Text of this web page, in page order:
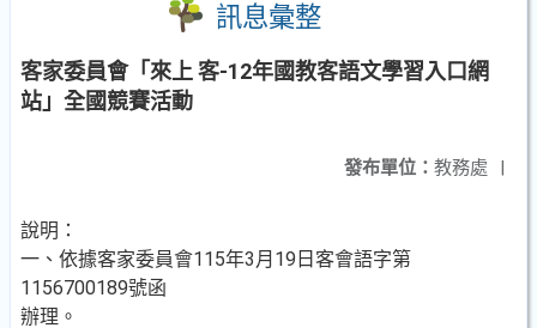
訊息彙整
客家委員會「來上 客-12年國教客語文學習入口網
站」全國競賽活動
發布單位： 教務處 |
說明：
一、依據客家委員會115年3月19日客會語字第
1156700189號函
辦理。